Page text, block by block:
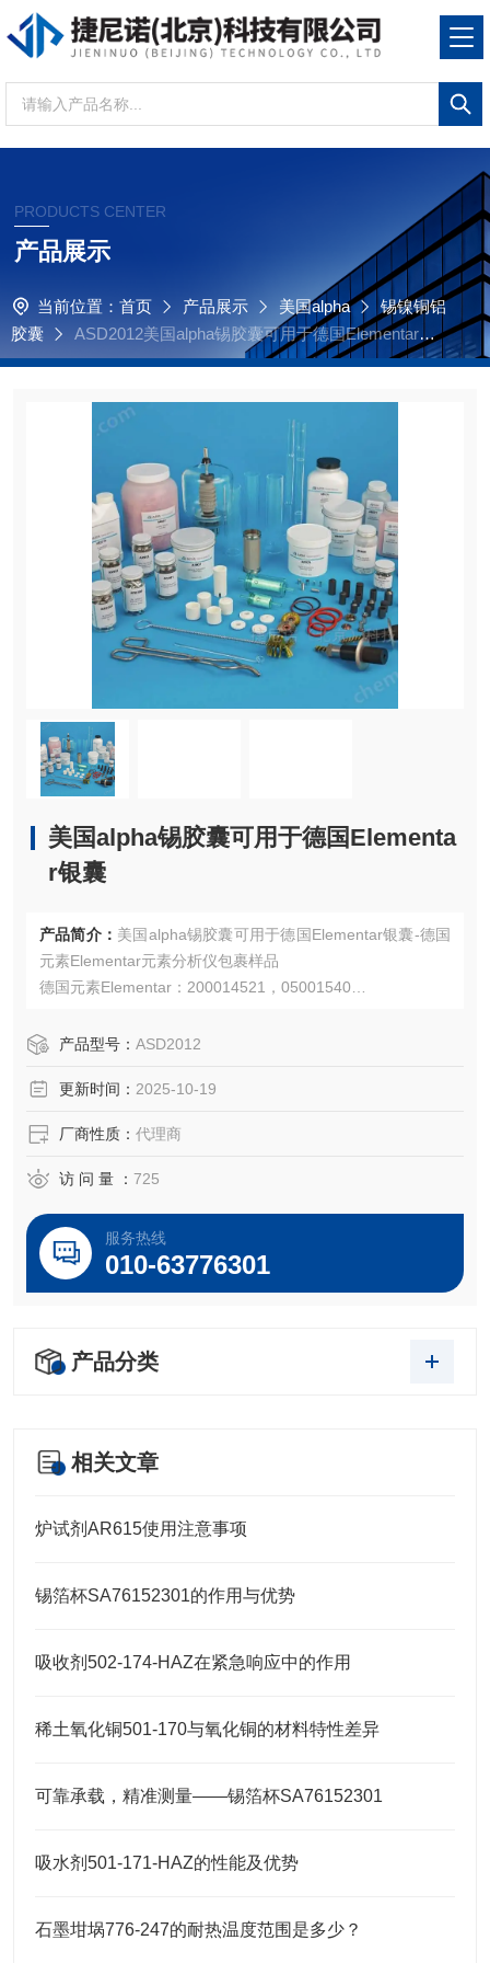
PRODUCTS CENTER
产品展示
当前位置： 首页 产品展示 美国alpha
锡镍铜铝
胶囊
ASD2012美国alpha锡胶囊可用于德国Elementar银
囊
美国alpha锡胶囊可用于德国Elementa
r银囊
产品简介： 美国alpha锡胶囊可用于德国Elementar银囊-德国
元素Elementar元素分析仪包裹样品
德国元素Elementar：200014521，05001540
OEM厂商；我们提供的所有产品都是高质量高性价的，适用
产品型号： ASD2012
更新时间： 2025-10-19
厂商性质： 代理商
访 问 量 ： 725
服务热线
010-63776301
产品分类
相关文章
炉试剂AR615使用注意事项
锡箔杯SA76152301的作用与优势
吸收剂502-174-HAZ在紧急响应中的作用
稀土氧化铜501-170与氧化铜的材料特性差异
可靠承载，精准测量——锡箔杯SA76152301
吸水剂501-171-HAZ的性能及优势
石墨坩埚776-247的耐热温度范围是多少？